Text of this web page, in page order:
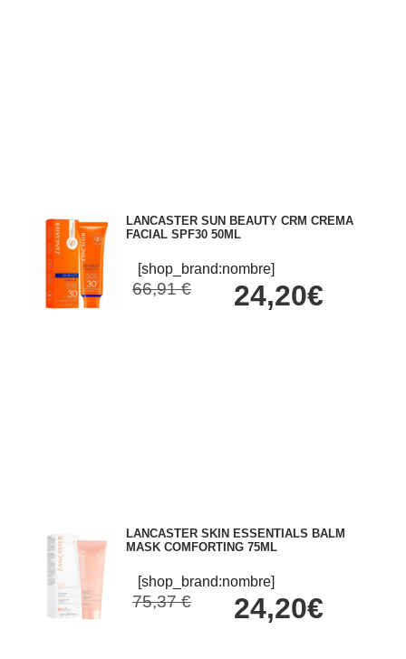
LANCASTER SUN BEAUTY CRM CREMA
FACIAL SPF30 50ML
[shop_brand:nombre]
66,91 € 24,20€
LANCASTER SKIN ESSENTIALS BALM
MASK COMFORTING 75ML
[shop_brand:nombre]
75,37 € 24,20€